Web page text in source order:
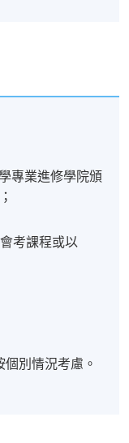
專業進修學院頒
考課程或以
別情況考慮。